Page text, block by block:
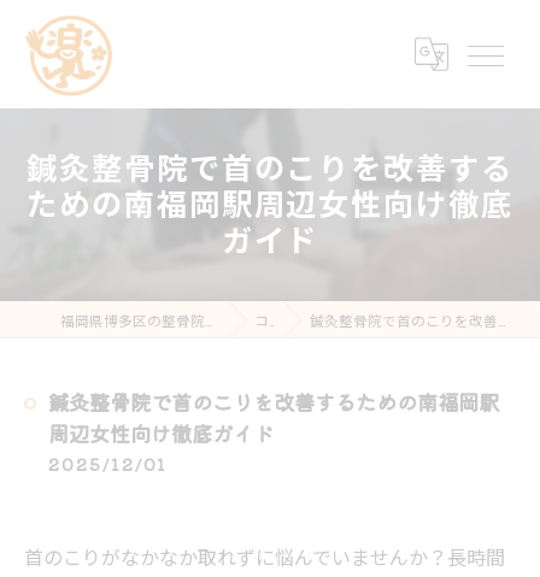
鍼灸整骨院で首のこりを改善する
ための南福岡駅周辺女性向け徹底
ガイド
コラム 鍼灸整骨院で首のこりを改善するための南福岡駅周辺女性向け徹底ガイド
鍼灸整骨院で首のこりを改善するための南福岡駅
周辺女性向け徹底ガイド
2025/12/01
首のこりがなかなか取れずに悩んでいませんか？長時間